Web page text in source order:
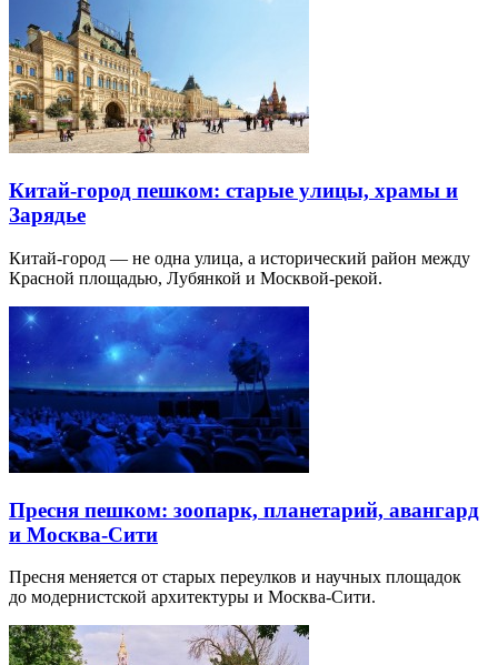
Китай-город пешком: старые улицы, храмы и
Зарядье
Китай-город — не одна улица, а исторический район между
Красной площадью, Лубянкой и Москвой-рекой.
Пресня пешком: зоопарк, планетарий, авангард
и Москва-Сити
Пресня меняется от старых переулков и научных площадок
до модернистской архитектуры и Москва-Сити.